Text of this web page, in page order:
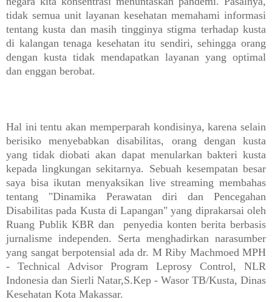
tidak semua unit layanan kesehatan memahami informasi
tentang kusta dan masih tingginya stigma terhadap kusta
di kalangan tenaga kesehatan itu sendiri, sehingga orang
dengan kusta tidak mendapatkan layanan yang optimal
dan enggan berobat.
Hal ini tentu akan memperparah kondisinya, karena selain
berisiko menyebabkan disabilitas, orang dengan kusta
yang tidak diobati akan dapat menularkan bakteri kusta
kepada lingkungan sekitarnya. Sebuah kesempatan besar
saya bisa ikutan menyaksikan live streaming membahas
tentang "Dinamika Perawatan diri dan Pencegahan
Disabilitas pada Kusta di Lapangan" yang diprakarsai oleh
Ruang Publik KBR dan penyedia konten berita berbasis
jurnalisme independen. Serta menghadirkan narasumber
yang sangat berpotensial ada dr. M Riby Machmoed MPH
- Technical Advisor Program Leprosy Control, NLR
Indonesia dan Sierli Natar,S.Kep - Wasor TB/Kusta, Dinas
Kesehatan Kota Makassar.